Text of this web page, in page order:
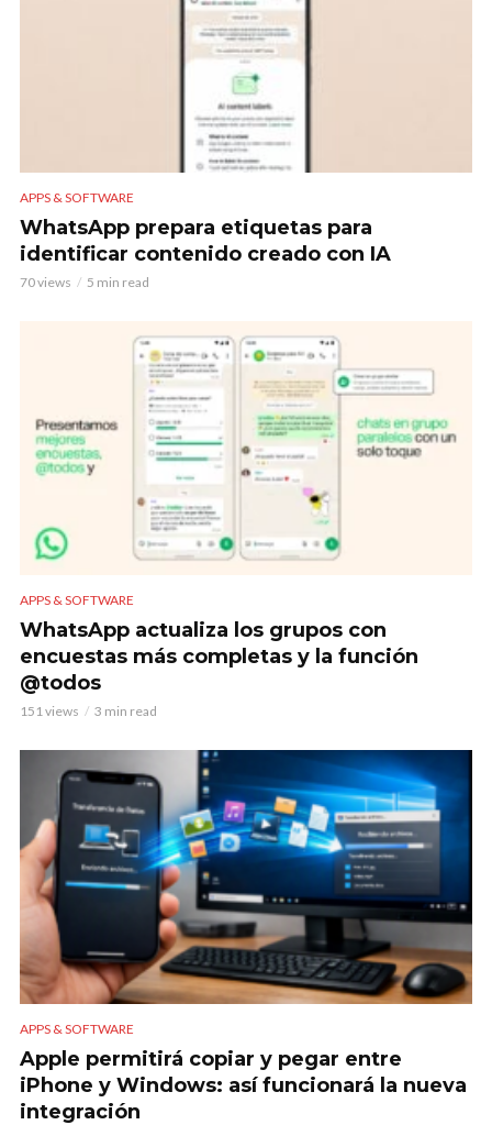
APPS & SOFTWARE
WhatsApp prepara etiquetas para
identificar contenido creado con IA
70 views 5 min read
APPS & SOFTWARE
WhatsApp actualiza los grupos con
encuestas más completas y la función
@todos
151 views 3 min read
APPS & SOFTWARE
Apple permitirá copiar y pegar entre
iPhone y Windows: así funcionará la nueva
integración